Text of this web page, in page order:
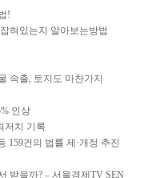
!
혀있는지 알아보는방법
속출, 토지도 마찬가지
인상
저치 기록
159건의 법률 제·개정 추진
받을까? – 서울경제TV SEN